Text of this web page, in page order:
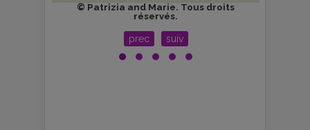
© Patrizia and Marie. Tous droits
réservés.
prec suiv